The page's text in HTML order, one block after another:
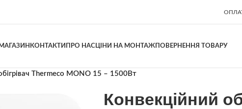
МАГАЗИН КОНТАКТИ ПРО НАСЦІНИ НА МОНТАЖПОВЕРНЕННЯ ТОВАРУ
Thermeco MONO 15 – 1500Вт
Конвекційний